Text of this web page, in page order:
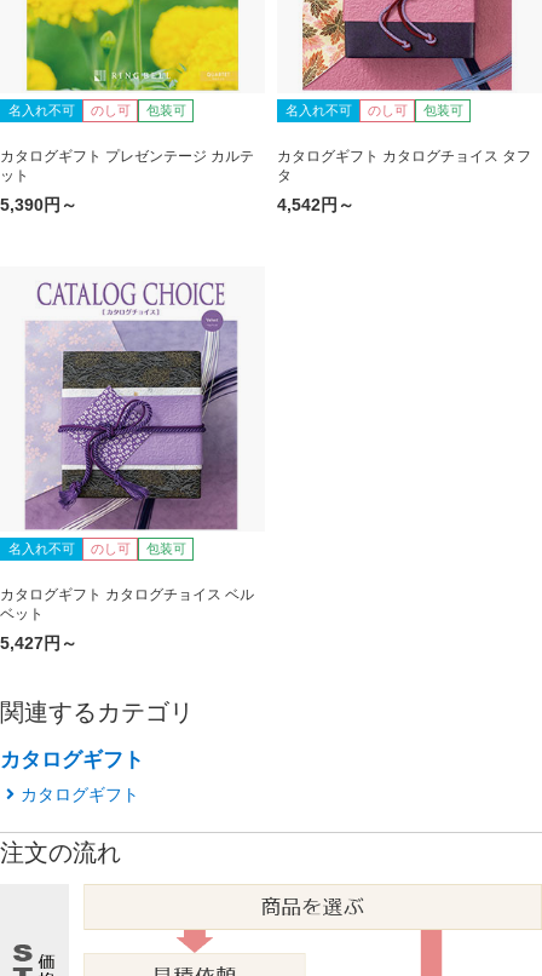
名入れ不可 のし可 包装可
カタログギフト プレゼンテージ カルテ
ット
5,390円～
名入れ不可 のし可 包装可
カタログギフト カタログチョイス タフ
タ
4,542円～
名入れ不可 のし可 包装可
カタログギフト カタログチョイス ベル
ベット
5,427円～
関連するカテゴリ
カタログギフト
カタログギフト
注文の流れ